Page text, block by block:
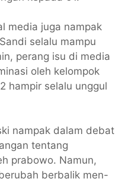
media juga nampak
selalu mampu
perang isu di media
oleh kelompok
hampir selalu unggul
nampak dalam debat
tentang
prabowo. Namun,
berbalik men-